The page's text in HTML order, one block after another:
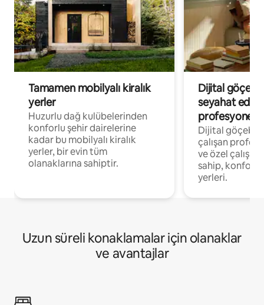
Tamamen mobilyalı kiralık
yerler
Huzurlu dağ kulübelerinden
konforlu şehir dairelerine
kadar bu mobilyalı kiralık
yerler, bir evin tüm
olanaklarına sahiptir.
Dijital
seyahat eden
Dijital
çalışan
ve özel
sahip,
yerleri.
Uzun süreli konaklamalar için olanaklar
ve avantajlar